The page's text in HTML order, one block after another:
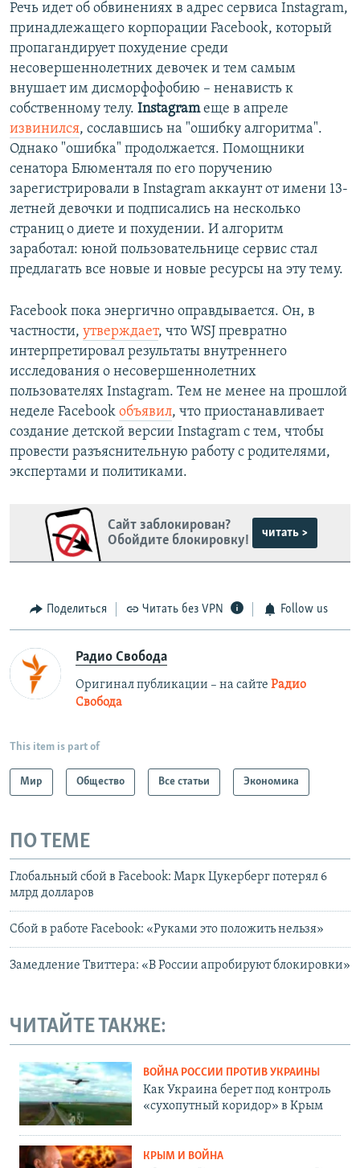
Речь идет об обвинениях в адрес сервиса Instagram,
принадлежащего корпорации Facebook, который
пропагандирует похудение среди
несовершеннолетних девочек и тем самым
внушает им дисморфофобию – ненависть к
собственному телу. Instagramеще в апреле
извинился, сославшись на "ошибку алгоритма".
Однако "ошибка" продолжается. Помощники
сенатора Блюменталя по его поручению
зарегистрировали в Instagram аккаунт от имени 13-
летней девочки и подписались на несколько
страниц о диете и похудении. И алгоритм
заработал: юной пользовательнице сервис стал
предлагать все новые и новые ресурсы на эту тему.
Facebook пока энергично оправдывается. Он, в
частности, утверждает, что WSJ превратно
интерпретировал результаты внутреннего
исследования о несовершеннолетних
пользователях Instagram. Тем не менее на прошлой
неделе Facebook объявил, что приостанавливает
создание детской версии Instagram с тем, чтобы
провести разъяснительную работу с родителями,
экспертами и политиками.
Сайт заблокирован?
Обойдите блокировку!
читать >
Поделиться Читать без VPN Follow us
Радио Свобода
Оригинал публикации – на сайте Радио
Свобода
This item is part of
Мир Общество Все статьи Экономика
ПО ТЕМЕ
Глобальный сбой в Facebook: Марк Цукерберг потерял 6
млрд долларов
Сбой в работе Facebook: «Руками это положить нельзя»
Замедление Твиттера: «В России апробируют блокировки»
ЧИТАЙТЕ ТАКЖЕ:
ВОЙНА РОССИИ ПРОТИВ УКРАИНЫ
Как Украина берет под контроль
«сухопутный коридор» в Крым
КРЫМ И ВОЙНА